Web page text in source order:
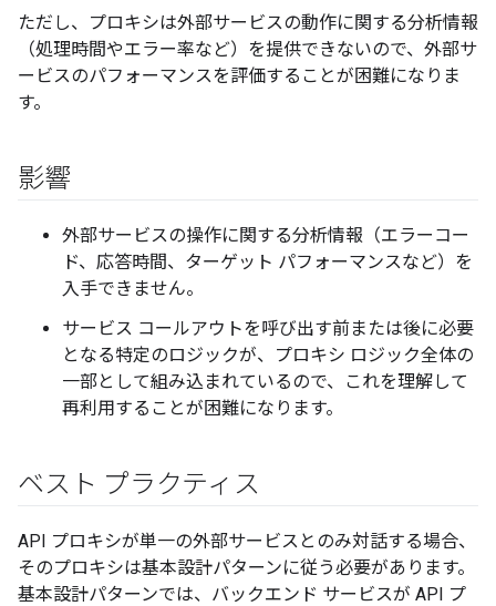
ただし、プロキシは外部サービスの動作に関する分析情報
（処理時間やエラー率など）を提供できないので、外部サ
ービスのパフォーマンスを評価することが困難になりま
す。
影響
外部サービスの操作に関する分析情報（エラーコー
ド、応答時間、ターゲット パフォーマンスなど）を
入手できません。
サービス コールアウトを呼び出す前または後に必要
となる特定のロジックが、プロキシ ロジック全体の
一部として組み込まれているので、これを理解して
再利用することが困難になります。
ベスト プラクティス
API プロキシが単一の外部サービスとのみ対話する場合、
そのプロキシは基本設計パターンに従う必要があります。
基本設計パターンでは、バックエンド サービスが API プ